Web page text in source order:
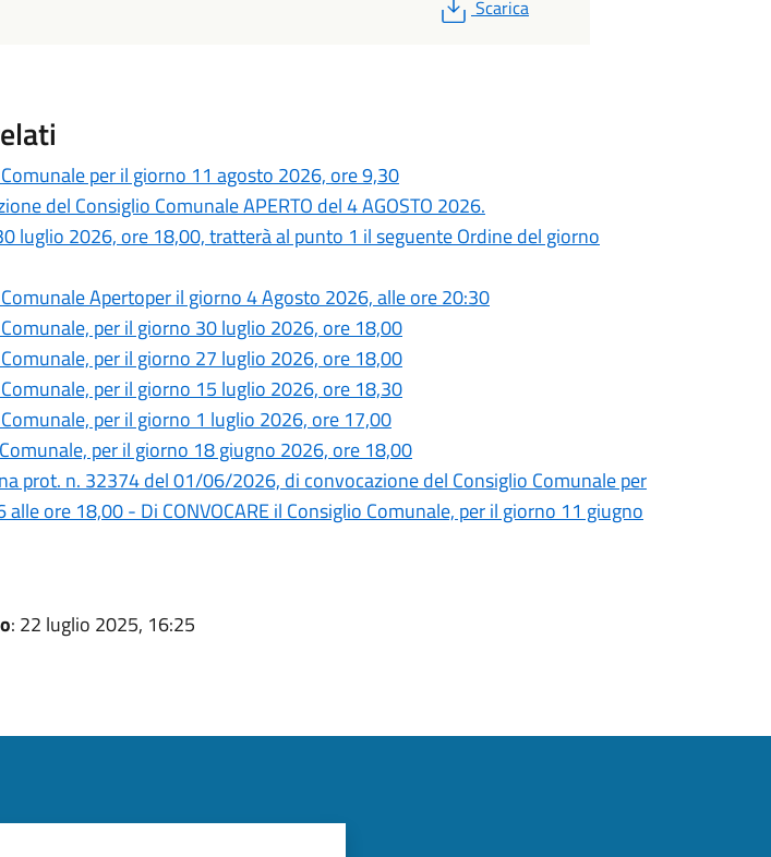
Scarica
per il giorno 11 agosto 2026, ore 9,30
del Consiglio Comunale APERTO del 4 AGOSTO 2026.
luglio 2026, ore 18,00, tratterà al punto 1 il seguente Ordine del giorno
Apertoper il giorno 4 Agosto 2026, alle ore 20:30
per il giorno 30 luglio 2026, ore 18,00
per il giorno 27 luglio 2026, ore 18,00
per il giorno 15 luglio 2026, ore 18,30
per il giorno 1 luglio 2026, ore 17,00
per il giorno 18 giugno 2026, ore 18,00
prot. n. 32374 del 01/06/2026, di convocazione del Consiglio Comunale per
ore 18,00 - Di CONVOCARE il Consiglio Comunale, per il giorno 11 giugno
: 22 luglio 2025, 16:25